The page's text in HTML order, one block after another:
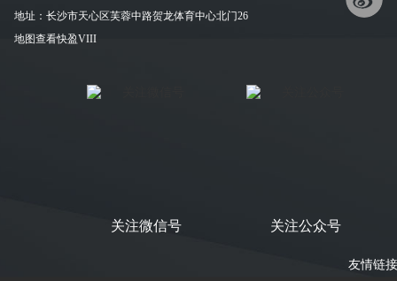
地址：长沙市天心区芙蓉中路贺龙体育中心北门26
地图查看快盈VIII
关注微信号 关注公众号
友情链